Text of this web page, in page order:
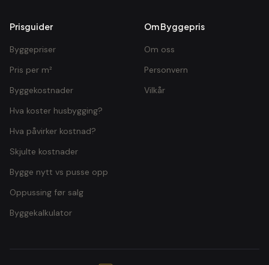
Prisguider
Byggepriser
Pris per m²
Byggekostnader
Hva koster husbygging?
Hva påvirker kostnad?
Skjulte kostnader
Bygge nytt vs pusse opp
Oppussing før salg
Byggekalkulator
Om Byggepris
Om oss
Personvern
Vilkår